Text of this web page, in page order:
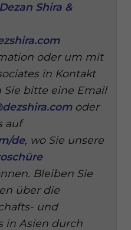
Dezan Shira &
oder um mit
in Kontakt
Sie bitte eine Email
oder
auf
de, wo Sie unsere
Bleiben Sie
über die
und
in Asien durch